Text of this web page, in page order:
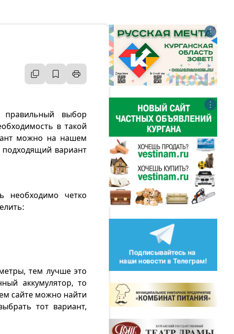
выбор
в такой
можно на нашем
вариант
необходимо четко
тем лучше это
аккумулятор, то
сайте можно найти
тот вариант,
⋮
⋮